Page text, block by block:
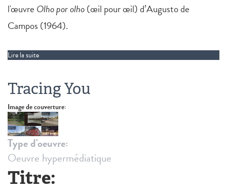
l'œuvre Olho por olho(œil pour œil) d’Augusto de
Campos (1964).
Lire la suite
Tracing You
Image de couverture:
Type d'oeuvre:
Oeuvre hypermédiatique
Titre: